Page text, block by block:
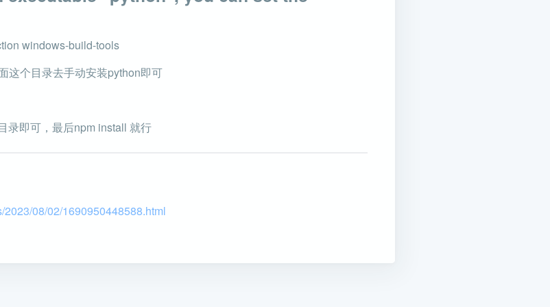
windows-build-tools
这个目录去手动安装python即可
录即可，最后npm install 就行
08/02/1690950448588.html